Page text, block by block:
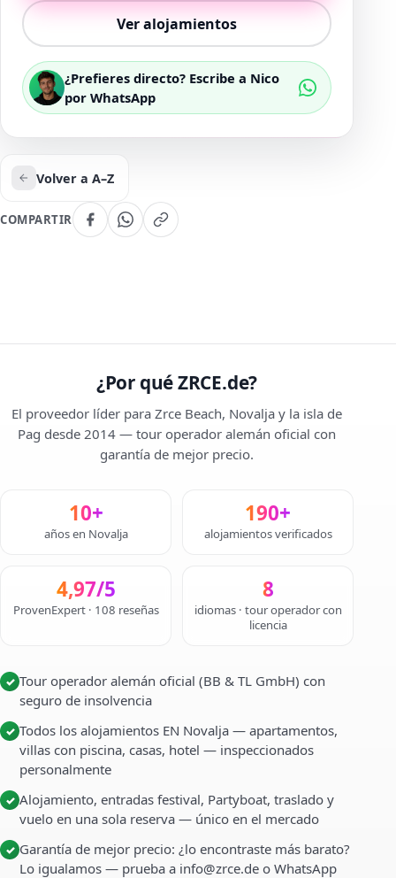
Ver alojamientos
¿Prefieres directo? Escribe a Nico
por WhatsApp
Volver a A–Z
COMPARTIR
¿Por qué ZRCE.de?
El proveedor líder para Zrce Beach, Novalja y la isla de
Pag desde 2014 — tour operador alemán oficial con
garantía de mejor precio.
10+
años en Novalja
190+
alojamientos verificados
4,97/5
ProvenExpert · 108 reseñas
8
idiomas · tour operador con
licencia
✓ Tour operador alemán oficial (BB & TL GmbH) con
seguro de insolvencia
✓ Todos los alojamientos EN Novalja — apartamentos,
villas con piscina, casas, hotel — inspeccionados
personalmente
✓ Alojamiento, entradas festival, Partyboat, traslado y
vuelo en una sola reserva — único en el mercado
✓ Garantía de mejor precio: ¿lo encontraste más barato?
Lo igualamos — prueba a info@zrce.de o WhatsApp